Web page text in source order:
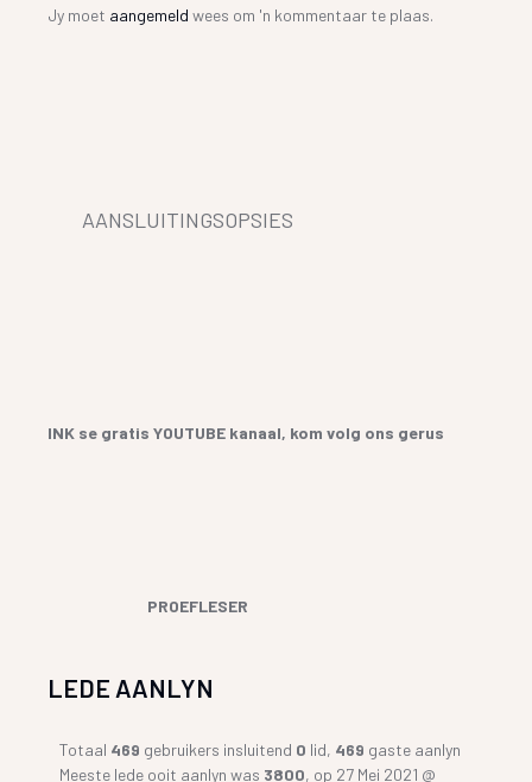
Jy moet aangemeld wees om 'n kommentaar te plaas.
AANSLUITINGSOPSIES
INK se gratis YOUTUBE kanaal, kom volg ons gerus
PROEFLESER
LEDE AANLYN
Totaal 469 gebruikers insluitend 0 lid, 469 gaste aanlyn
Meeste lede ooit aanlyn was 3800, op 27 Mei 2021 @